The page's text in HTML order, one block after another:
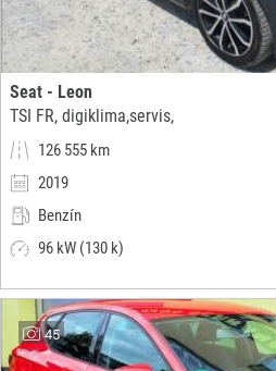
Seat - Leon
TSI FR, digiklima,servis,
126 555 km
2019
Benzín
96 kW (130 k)
45